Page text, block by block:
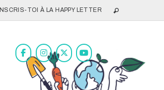
INSCRIS-TOI À LA HAPPY LETTER